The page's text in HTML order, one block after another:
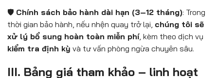
🛡️ Chính sách bảo hành dài hạn (3–12 tháng): Trong
thời gian bảo hành, nếu nhện quay trở lại, chúng tôi sẽ
xử lý bổ sung hoàn toàn miễn phí, kèm theo dịch vụ
kiểm tra định kỳ và tư vấn phòng ngừa chuyên sâu.
III. Bảng giá tham khảo – linh hoạt